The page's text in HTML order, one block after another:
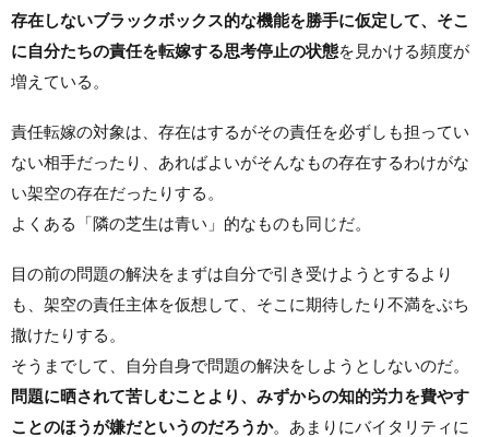
存在しないブラックボックス的な機能を勝手に仮定して、そこ
に自分たちの責任を転嫁する思考停止の状態を見かける頻度が
増えている。
責任転嫁の対象は、存在はするがその責任を必ずしも担ってい
ない相手だったり、あればよいがそんなもの存在するわけがな
い架空の存在だったりする。
よくある「隣の芝生は青い」的なものも同じだ。
目の前の問題の解決をまずは自分で引き受けようとするより
も、架空の責任主体を仮想して、そこに期待したり不満をぶち
撒けたりする。
そうまでして、自分自身で問題の解決をしようとしないのだ。
問題に晒されて苦しむことより、みずからの知的労力を費やす
ことのほうが嫌だというのだろうか。あまりにバイタリティに